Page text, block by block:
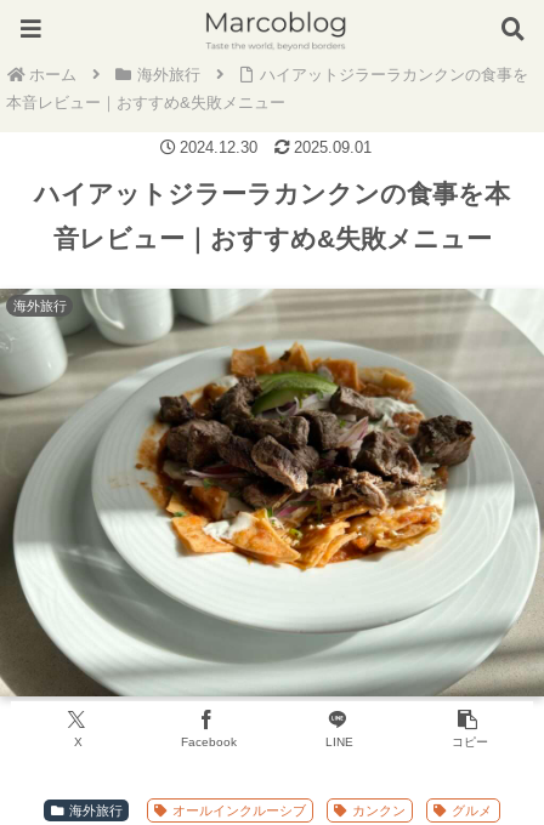
ホーム 海外旅行
ハイアットジラーラカンクンの食事を
本音レビュー｜おすすめ&失敗メニュー
ハイアットジラーラカンクンの食事を本
音レビュー｜おすすめ&失敗メニュー
海外旅行
X Facebook LINE コピー
2024.12.30 2025.09.01
海外旅行 オールインクルーシブ カンクン グルメ